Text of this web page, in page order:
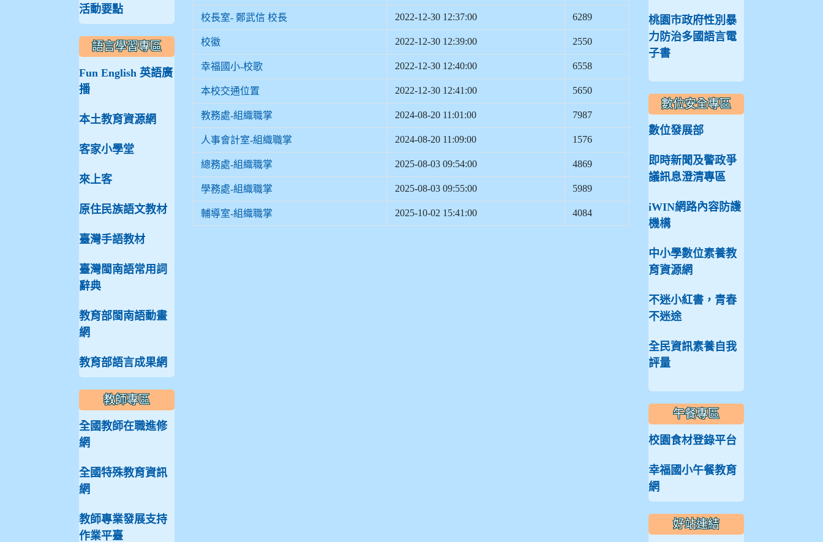
校長室- 鄭武信 校長 2022-12-30 12:37:00 6289
校徽 2022-12-30 12:39:00 2550
幸福國小-校歌 2022-12-30 12:40:00 6558
本校交通位置 2022-12-30 12:41:00 5650
教務處-組織職掌 2024-08-20 11:01:00 7987
人事會計室-組織職掌 2024-08-20 11:09:00 1576
總務處-組織職掌 2025-08-03 09:54:00 4869
學務處-組織職掌 2025-08-03 09:55:00 5989
輔導室-組織職掌 2025-10-02 15:41:00 4084
活動要點
語言學習專區
Fun English 英語廣
播
本土教育資源網
客家小學堂
來上客
原住民族語文教材
臺灣手語教材
臺灣閩南語常用詞
辭典
教育部閩南語動畫
網
教育部語言成果網
教師專區
全國教師在職進修
網
全國特殊教育資訊
網
教師專業發展支持
作業平臺
桃園市政府性別暴
力防治多國語言電
子書
數位安全專區
數位發展部
即時新聞及警政爭
議訊息澄清專區
iWIN網路內容防護
機構
中小學數位素養教
育資源網
不迷小紅書，青春
不迷途
全民資訊素養自我
評量
午餐專區
校園食材登錄平台
幸福國小午餐教育
網
好站連結